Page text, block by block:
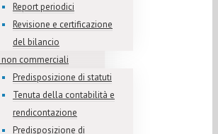
Report periodici
Revisione e certificazione
del bilancio
non commerciali
Predisposizione di statuti
Tenuta della contabilità e
rendicontazione
Predisposizione di